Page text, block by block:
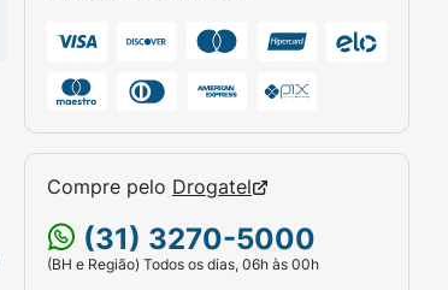
Compre pelo Drogatel
(31) 3270-5000
(BH e Região) Todos os dias, 06h às 00h